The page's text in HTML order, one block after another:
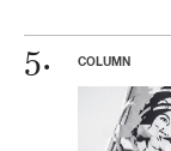
COLUMN